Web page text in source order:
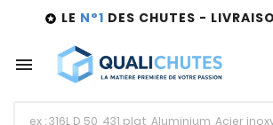
 LE N°1 DES CHUTES -
